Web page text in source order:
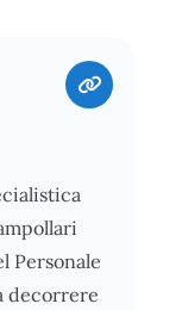
Personale
decorrere